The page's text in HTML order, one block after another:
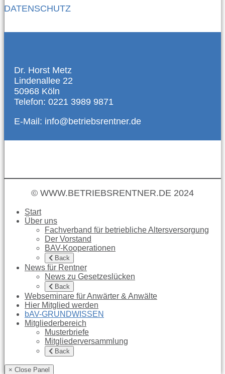
DATENSCHUTZ
Dr. Horst Metz
Lindenallee 22
50968 Köln
Telefon: 0221 3989 9871
E-Mail: info@betriebsrentner.de
© WWW.BETRIEBSRENTNER.DE 2024
Start
Über uns
Fachverband für betriebliche Altersversorgung
Der Vorstand
BAV-Kooperationen
Back
News für Rentner
News zu Gesetzeslücken
Back
Webseminare für Anwärter & Anwälte
Hier Mitglied werden
bAV-GRUNDWISSEN
Mitgliederbereich
Musterbriefe
Mitgliederversammlung
Back
× Close Panel